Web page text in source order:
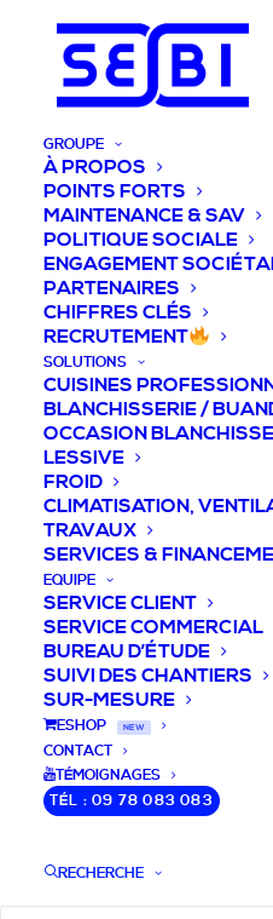
GROUPE
À PROPOS
POINTS FORTS
MAINTENANCE & SAV
POLITIQUE SOCIALE
ENGAGEMENT
PARTENAIRES
CHIFFRES CLÉS
RECRUTEMENT
SOLUTIONS
CUISINES
BLANCHISSERIE /
OCCASION
LESSIVE
FROID
CLIMATISATION,
TRAVAUX
SERVICES &
EQUIPE
SERVICE CLIENT
SERVICE COMMERCIAL
BUREAU D’ÉTUDE
SUIVI DES CHANTIERS
SUR-MESURE
ESHOP NEW
CONTACT
TÉMOIGNAGES
TÉL : 09 78 083 083
RECHERCHE
DEVIS /
QUESTIONS
votre projet de